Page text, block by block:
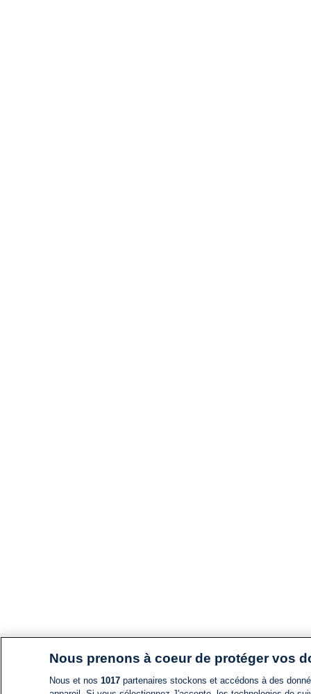
Nous prenons à coeur de protéger vos
Nous et nos 1017partenaires stockons et accédons à des